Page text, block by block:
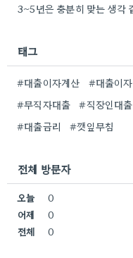
태그
#대출이자계산 #대출이자
#무직자대출
#직장인대출
#대출금리
#깻잎무침
전체 방문자
오늘
0
어제
0
전체
0